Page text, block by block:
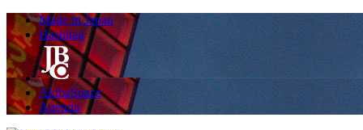
Made in Japan
Hashitag
AkibaSpace
Agenda